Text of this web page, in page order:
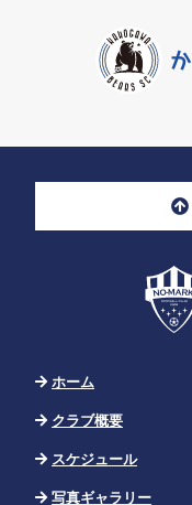
ホーム
クラブ概要
スケジュール
写真ギャラリー